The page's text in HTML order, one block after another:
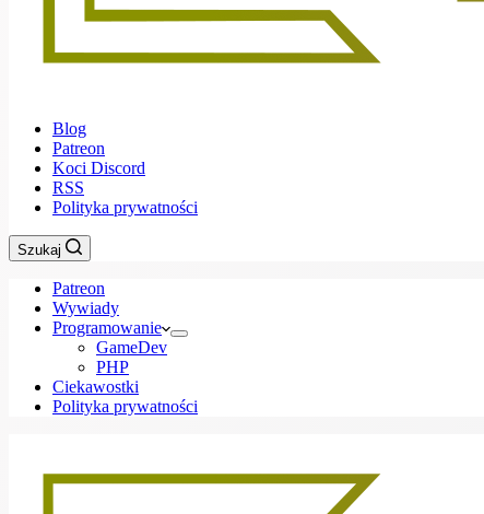
Blog
Patreon
Koci Discord
RSS
Polityka prywatności
Szukaj
Patreon
Wywiady
Programowanie
GameDev
PHP
Ciekawostki
Polityka prywatności